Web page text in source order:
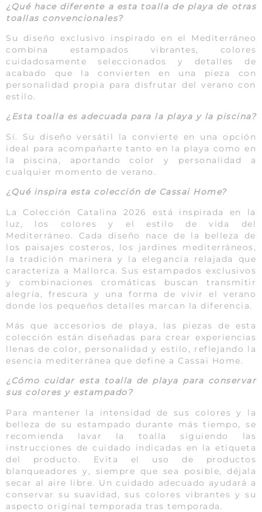
¿Qué hace diferente a esta toalla de playa de otras
toallas convencionales?
Su diseño exclusivo inspirado en el Mediterráneo
combina estampados vibrantes, colores
cuidadosamente seleccionados y detalles de
acabado que la convierten en una pieza con
personalidad propia para disfrutar del verano con
estilo.
¿Esta toalla es adecuada para la playa y la piscina?
Sí. Su diseño versátil la convierte en una opción
ideal para acompañarte tanto en la playa como en
la piscina, aportando color y personalidad a
cualquier momento de verano.
¿Qué inspira esta colección de Cassai Home?
La Colección Catalina 2026 está inspirada en la
luz, los colores y el estilo de vida del
Mediterráneo. Cada diseño nace de la belleza de
los paisajes costeros, los jardines mediterráneos,
la tradición marinera y la elegancia relajada que
caracteriza a Mallorca. Sus estampados exclusivos
y combinaciones cromáticas buscan transmitir
alegría, frescura y una forma de vivir el verano
donde los pequeños detalles marcan la diferencia.
Más que accesorios de playa, las piezas de esta
colección están diseñadas para crear experiencias
llenas de color, personalidad y estilo, reflejando la
esencia mediterránea que define a Cassai Home.
¿Cómo cuidar esta toalla de playa para conservar
sus colores y estampado?
Para mantener la intensidad de sus colores y la
belleza de su estampado durante más tiempo, se
recomienda lavar la toalla siguiendo las
instrucciones de cuidado indicadas en la etiqueta
del producto. Evita el uso de productos
blanqueadores y, siempre que sea posible, déjala
secar al aire libre. Un cuidado adecuado ayudará a
conservar su suavidad, sus colores vibrantes y su
aspecto original temporada tras temporada.